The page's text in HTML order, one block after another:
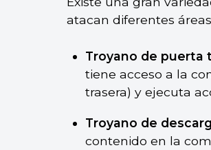
atacan diferentes
Troyano de puerta
tiene acceso a la
trasera) y ejecuta
Troyano de
contenido en la